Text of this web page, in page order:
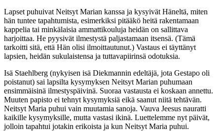
Lapset puhuivat Neitsyt Marian kanssa ja kysyivät Häneltä, miten
hän tuntee tapahtumista, esimerkiksi pitääkö heitä rakentamaan
kappelia tai minkälaisia ammattikouluja heidän on sallittava
harjoittaa. He pyysivät ilmestystä paljastamaan itsensä. (Tämä
tarkoitti sitä, että Hän olisi ilmoittautunut.) Vastaus ei täyttänyt
lapsien, heidän sukulaistensa ja tuttavapiirinsä odotuksia.
Isä Staehlberg (nykyisen isä Diekmannin edeltäjä, jota Gestapo oli
poistanut) sai lapsilta kysymyksen Neitsyt Marian puhumaan
ensimmäisinä ilmestyspäivinä. Suoraa vastausta ei koskaan annettu.
Muuten papisto ei tehnyt kysymyksiä eikä saanut niitä tehtävän.
Neitsyt Maria puhui vain muutamia sanoja. Vauva Jeesus nauratti
kaikille kysymyksille, mutta vastasi ikinä. Luettelemme nyt päivät,
jolloin tapahtui jotakin erikoista ja kun Neitsyt Maria puhui.